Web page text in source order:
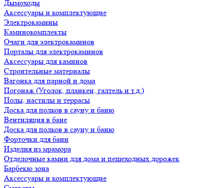
Дымоходы
Аксессуары и комплектующие
Электрокамины
Каминокомплекты
Очаги для электрокаминов
Порталы для электрокаминов
Аксессуары для каминов
Строительные материалы
Вагонка для парной и дома
Погонаж (Уголок, планкен, галтель и т.д.)
Полы, настилы и террасы
Доска для полков в сауну и баню
Вентиляция в бане
Доска для полков в сауну и баню
Форточки для бани
Изделия из мрамора
Отделочные камни для дома и пешеходных дорожек
Барбекю зона
Аксессуары и комплектующие